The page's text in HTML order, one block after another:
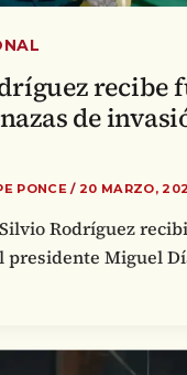
recibe
de
PONCE/ 20 MARZO,
Rodríguez
presidente Miguel